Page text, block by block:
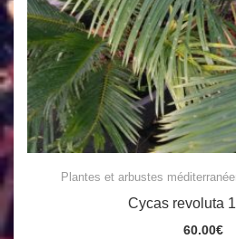
Plantes et arbustes
Cycas revoluta
60.00€